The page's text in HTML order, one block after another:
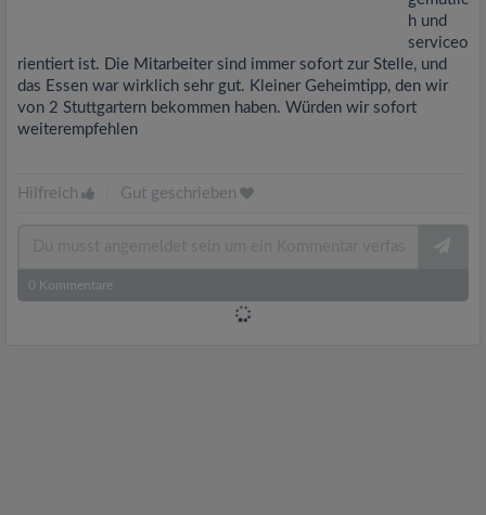
h und
serviceo
rientiert ist. Die Mitarbeiter sind immer sofort zur Stelle, und
das Essen war wirklich sehr gut. Kleiner Geheimtipp, den wir
von 2 Stuttgartern bekommen haben. Würden wir sofort
weiterempfehlen
Hilfreich Gut geschrieben
0 Kommentare